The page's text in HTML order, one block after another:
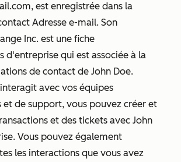
est enregistrée dans la
Adresse e-mail. Son
Inc. est une fiche
d'entreprise qui est associée à la
de contact de John Doe.
avec vos équipes
et de support, vous pouvez créer et
et des tickets avec John
Vous pouvez également
les interactions que vous avez